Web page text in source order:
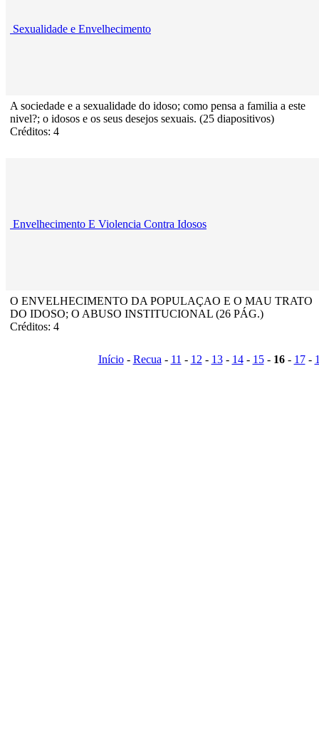
Sexualidade e Envelhecimento
A sociedade e a sexualidade do idoso; como pensa a familia a este
nivel?; o idosos e os seus desejos sexuais. (25 diapositivos)
Créditos: 4
Envelhecimento E Violencia Contra Idosos
O ENVELHECIMENTO DA POPULAÇAO E O MAU TRATO
DO IDOSO; O ABUSO INSTITUCIONAL (26 PÁG.)
Créditos: 4
Início- Recua- 11 - 12- 13- 14- 15- 16- 17-